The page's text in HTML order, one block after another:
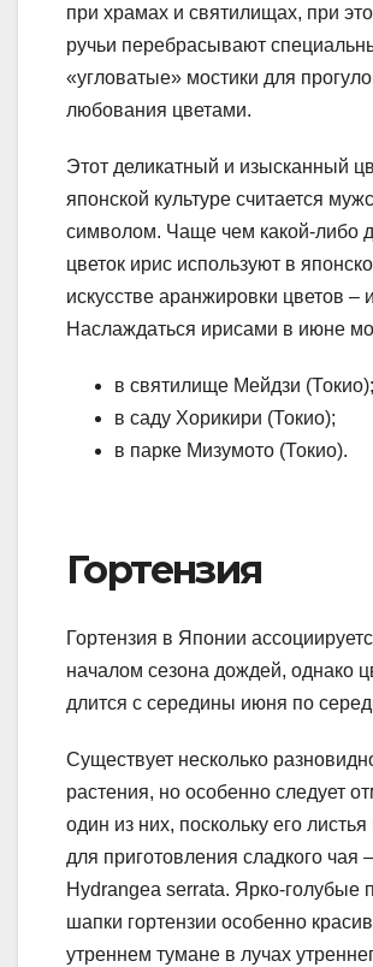
при храмах и святилищах, при
ручьи перебрасывают
«угловатые» мостики для
любования цветами.
Этот деликатный и изысканный
японской культуре считается
символом. Чаще чем какой-либо
цветок ирис используют в
искусстве аранжировки цветов –
Наслаждаться ирисами в июне
в святилище Мейдзи (Токио);
в саду Хорикири (Токио);
в парке Мизумото (Токио).
Гортензия
Гортензия в Японии
началом сезона дождей, однако
длится с середины июня по
Существует несколько
растения, но особенно следует
один из них, поскольку его листья
для приготовления сладкого чая –
Hydrangea serrata. Ярко-
шапки гортензии особенно
утреннем тумане в лучах